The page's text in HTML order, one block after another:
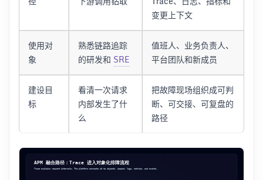
变更上下文
使用对
象
熟悉链路追踪
的研发和 SRE
值班人、业务负责人、
平台团队和新成员
建设目
标
看清一次请求
内部发生了什
么
把故障现场组织成可判
断、可交接、可复盘的
路径